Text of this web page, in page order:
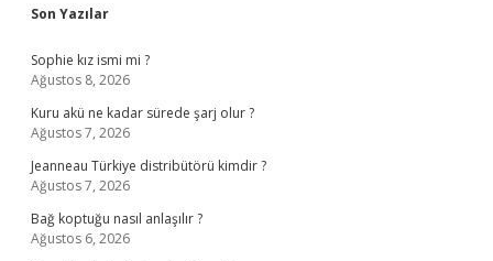
Sidebar
Son Yazılar
Sophie kız ismi mi ?
Ağustos 8, 2026
Kuru akü ne kadar sürede şarj olur ?
Ağustos 7, 2026
Jeanneau Türkiye distribütörü kimdir ?
Ağustos 7, 2026
Bağ koptuğu nasıl anlaşılır ?
Ağustos 6, 2026